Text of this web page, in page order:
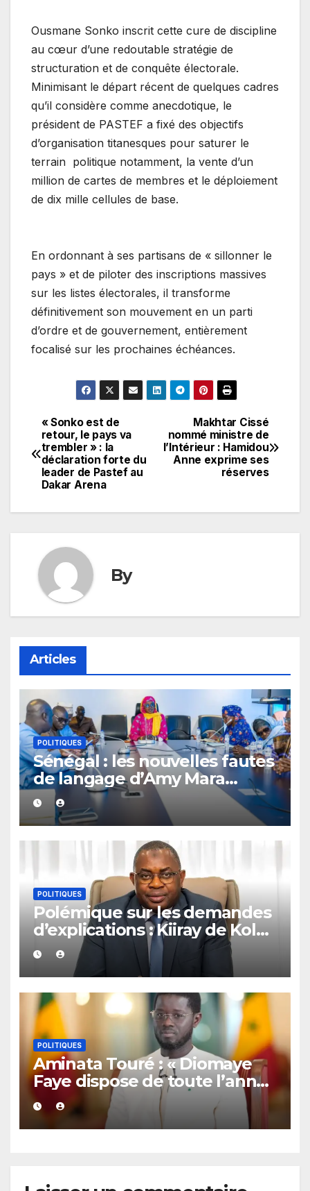
Ousmane Sonko inscrit cette cure de discipline
au cœur d’une redoutable stratégie de
structuration et de conquête électorale.
Minimisant le départ récent de quelques cadres
qu’il considère comme anecdotique, le
président de PASTEF a fixé des objectifs
d’organisation titanesques pour saturer le
terrain politique notamment, la vente d’un
million de cartes de membres et le déploiement
de dix mille cellules de base.
En ordonnant à ses partisans de « sillonner le
pays » et de piloter des inscriptions massives
sur les listes électorales, il transforme
définitivement son mouvement en un parti
d’ordre et de gouvernement, entièrement
focalisé sur les prochaines échéances.
Navigation
de
l’article
Makhtar Cissé
nommé ministre de
l’Intérieur : Hamidou
Anne exprime ses
réserves
« Sonko est de
retour, le pays va
trembler » : la
déclaration forte du
leader de Pastef au
Dakar Arena
By
Articles
POLITIQUES
Sénégal : les nouvelles fautes
de langage d’Amy Mara
provoquent des réactions sur
les réseaux sociaux
POLITIQUES
Polémique sur les demandes
d’explications : Kiiray de Kolda
apporte son soutien à
Mamadou Lamine Dianté
POLITIQUES
Aminata Touré : « Diomaye
Faye dispose de toute l’année
2027 pour organiser les
élections locales dans la
légalité »